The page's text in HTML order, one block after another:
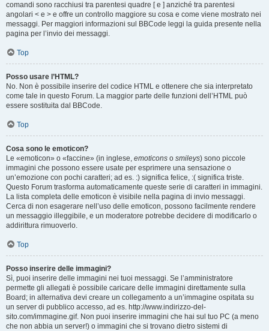
comandi sono racchiusi tra parentesi quadre [ e ] anziché tra parentesi
angolari < e > e offre un controllo maggiore su cosa e come viene mostrato nei
messaggi. Per maggiori informazioni sul BBCode leggi la guida presente nella
pagina per l’invio dei messaggi.
Top
Posso usare l’HTML?
No. Non è possibile inserire del codice HTML e ottenere che sia interpretato
come tale in questo Forum. La maggior parte delle funzioni dell’HTML può
essere sostituita dal BBCode.
Top
Cosa sono le emoticon?
Le «emoticon» o «faccine» (in inglese, emoticons o smileys) sono piccole
immagini che possono essere usate per esprimere una sensazione o
un’emozione con pochi caratteri; ad es. :) significa felice, :( significa triste.
Questo Forum trasforma automaticamente queste serie di caratteri in immagini.
La lista completa delle emoticon è visibile nella pagina di invio messaggi.
Cerca di non esagerare nell’uso delle emoticon, possono facilmente rendere
un messaggio illeggibile, e un moderatore potrebbe decidere di modificarlo o
addirittura rimuoverlo.
Top
Posso inserire delle immagini?
Sì, puoi inserire delle immagini nei tuoi messaggi. Se l’amministratore
permette gli allegati è possibile caricare delle immagini direttamente sulla
Board; in alternativa devi creare un collegamento a un’immagine ospitata su
un server di pubblico accesso, ad es. http://www.indirizzo-del-
sito.com/immagine.gif. Non puoi inserire immagini che hai sul tuo PC (a meno
che non abbia un server!) o immagini che si trovano dietro sistemi di